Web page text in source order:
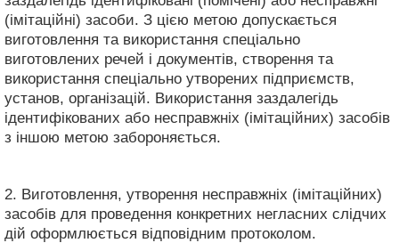
(імітаційні) засоби. З цією метою допускається
виготовлення та використання спеціально
виготовлених речей і документів, створення та
використання спеціально утворених підприємств,
установ, організацій. Використання заздалегідь
ідентифікованих або несправжніх (імітаційних) засобів
з іншою метою забороняється.
2. Виготовлення, утворення несправжніх (імітаційних)
засобів для проведення конкретних негласних слідчих
дій оформлюється відповідним протоколом.